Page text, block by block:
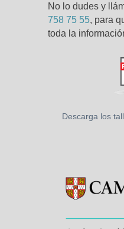
No lo dudes y
758 75 55, para
toda la
Descarga los